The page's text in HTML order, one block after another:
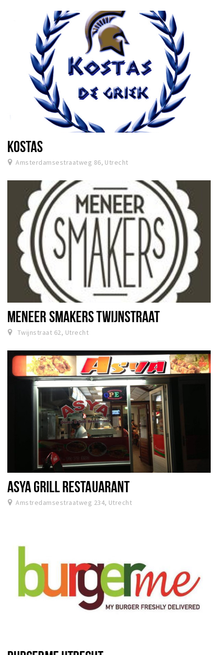
KOSTAS
Amsterdamsestraatweg 86, Utrecht
MENEER SMAKERS TWIJNSTRAAT
Twijnstraat 62, Utrecht
ASYA GRILL RESTAUARANT
Amstredamsestraatweg 234, Utrecht